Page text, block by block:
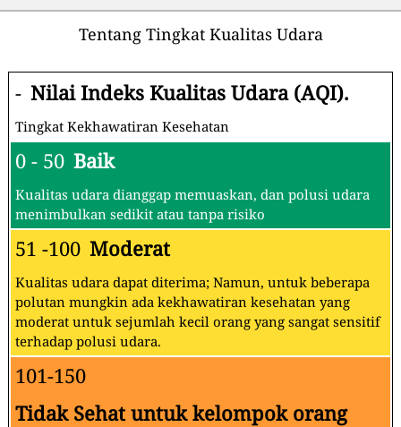
Tentang Tingkat Kualitas Udara
- Nilai Indeks Kualitas Udara (AQI).
Tingkat Kekhawatiran Kesehatan
0 - 50 Baik
Kualitas udara dianggap memuaskan, dan polusi udara
menimbulkan sedikit atau tanpa risiko
51 -100 Moderat
Kualitas udara dapat diterima; Namun, untuk beberapa
polutan mungkin ada kekhawatiran kesehatan yang
moderat untuk sejumlah kecil orang yang sangat sensitif
terhadap polusi udara.
101-150
Tidak Sehat untuk kelompok orang